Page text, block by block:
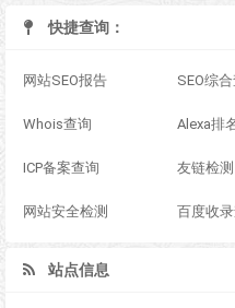
快捷查询：
网站SEO报告 SEO综
Whois查询 Alexa排
ICP备案查询 友链检测
网站安全检测 百度收
站点信息